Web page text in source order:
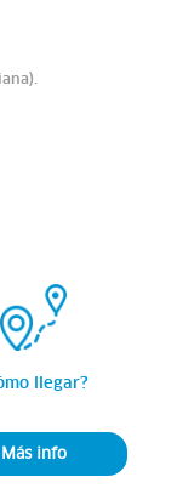
llegar?
Más info